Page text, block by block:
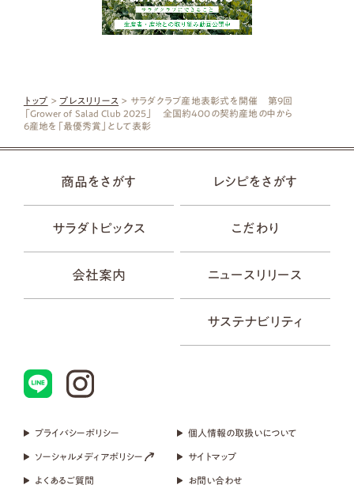
トップ > プレスリリース > サラダクラブ産地表彰式を開催 第9回
「Grower of Salad Club 2025」 全国約400の契約産地の中から
6産地を「最優秀賞」として表彰
商品をさがす レシピをさがす
サラダトピックス こだわり
会社案内 ニュースリリース
サステナビリティ
プライバシーポリシー 個人情報の取扱いについて
ソーシャルメディアポリシー サイトマップ
よくあるご質問 お問い合わせ